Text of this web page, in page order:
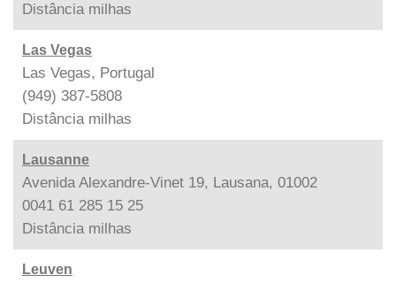
Distância milhas
Las Vegas
Las Vegas, Portugal
(949) 387-5808
Distância milhas
Lausanne
Avenida Alexandre-Vinet 19, Lausana, 01002
0041 61 285 15 25
Distância milhas
Leuven